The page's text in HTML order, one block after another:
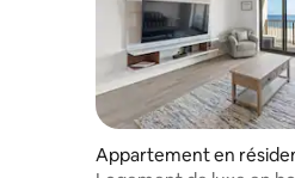
Appartement en